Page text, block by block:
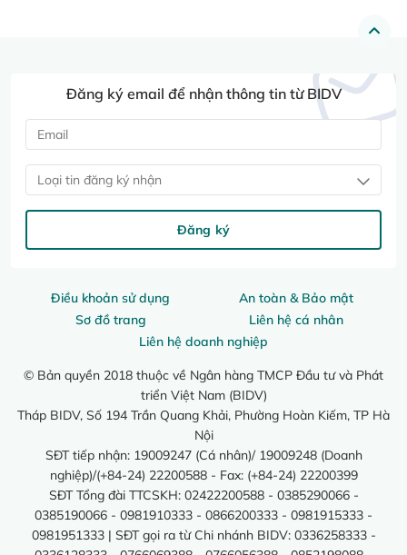
Điều khoản sử dụng
An toàn & Bảo mật
Sơ đồ trang
Liên hệ cá nhân
Liên hệ doanh nghiệp
© Bản quyền 2018 thuộc về Ngân hàng TMCP Đầu tư và Phát
triển Việt Nam (BIDV)
Tháp BIDV, Số 194 Trần Quang Khải, Phường Hoàn Kiếm, TP Hà
Nội
SĐT tiếp nhận: 19009247 (Cá nhân)/ 19009248 (Doanh
nghiệp)/(+84-24) 22200588 - Fax: (+84-24) 22200399
SĐT Tổng đài TTCSKH: 02422200588 - 0385290066 -
0385190066 - 0981910333 - 0866200333 - 0981915333 -
0981951333 | SĐT gọi ra từ Chi nhánh BIDV: 0336258333 -
Đăng ký email để nhận thông tin từ BIDV
Loại tin đăng ký nhận
Đăng ký